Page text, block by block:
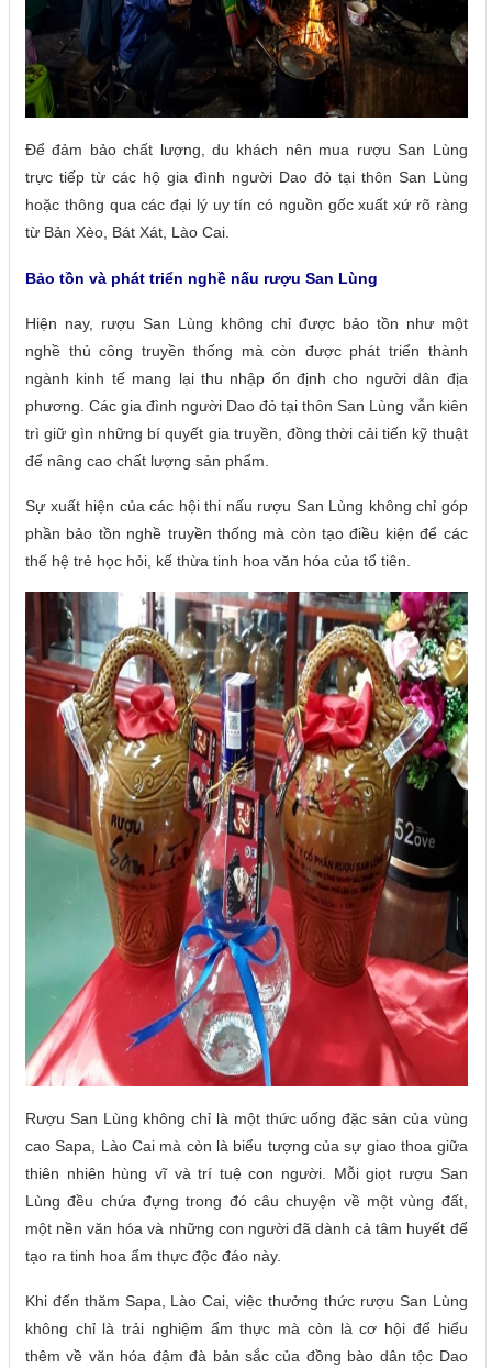
Để đảm bảo chất lượng, du khách nên mua rượu San Lùng
trực tiếp từ các hộ gia đình người Dao đỏ tại thôn San Lùng
hoặc thông qua các đại lý uy tín có nguồn gốc xuất xứ rõ ràng
từ Bản Xèo, Bát Xát, Lào Cai.
Bảo tồn và phát triển nghề nấu rượu San Lùng
Hiện nay, rượu San Lùng không chỉ được bảo tồn như một
nghề thủ công truyền thống mà còn được phát triển thành
ngành kinh tế mang lại thu nhập ổn định cho người dân địa
phương. Các gia đình người Dao đỏ tại thôn San Lùng vẫn kiên
trì giữ gìn những bí quyết gia truyền, đồng thời cải tiến kỹ thuật
để nâng cao chất lượng sản phẩm.
Sự xuất hiện của các hội thi nấu rượu San Lùng không chỉ góp
phần bảo tồn nghề truyền thống mà còn tạo điều kiện để các
thế hệ trẻ học hỏi, kế thừa tinh hoa văn hóa của tổ tiên.
Rượu San Lùng không chỉ là một thức uống đặc sản của vùng
cao Sapa, Lào Cai mà còn là biểu tượng của sự giao thoa giữa
thiên nhiên hùng vĩ và trí tuệ con người. Mỗi giọt rượu San
Lùng đều chứa đựng trong đó câu chuyện về một vùng đất,
một nền văn hóa và những con người đã dành cả tâm huyết để
tạo ra tinh hoa ẩm thực độc đáo này.
Khi đến thăm Sapa, Lào Cai, việc thưởng thức rượu San Lùng
không chỉ là trải nghiệm ẩm thực mà còn là cơ hội để hiểu
thêm về văn hóa đậm đà bản sắc của đồng bào dân tộc Dao